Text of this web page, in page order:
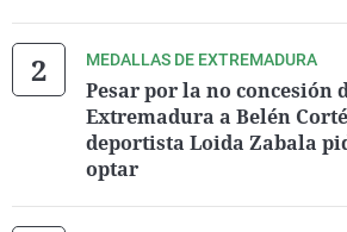
MEDALLAS DE EXTREMADURA
Pesar por la no concesión
Extremadura a Belén
deportista Loida Zabala
optar